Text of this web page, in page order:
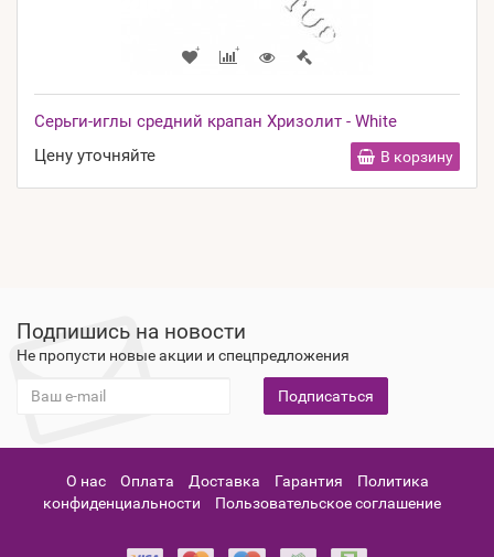
Серьги-иглы средний крапан Хризолит - White
Цену уточняйте
В корзину
Подпишись на новости
Не пропусти новые акции и спецпредложения
Подписаться
О нас Оплата Доставка Гарантия
Политика
конфиденциальности
Пользовательское соглашение